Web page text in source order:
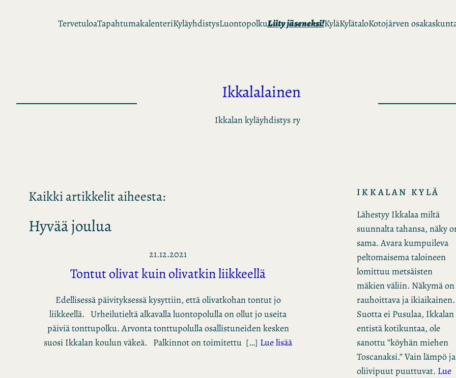
TervetuloaTapahtumakalenteriKyläyhdistysLuontopolkuLiity jäseneksi!KyläKylätaloKotojärven
Ikkalalainen
Ikkalan kyläyhdistys ry
Kaikki artikkelit aiheesta:
Hyvää joulua
21.12.2021
Tontut olivat kuin olivatkin liikkeellä
Edellisessä päivityksessä kysyttiin, että olivatkohan tontut jo
liikkeellä. Urheilutieltä alkavalla luontopolulla on ollut jo useita
päiviä tonttupolku. Arvonta tonttupolulla osallistuneiden kesken
suosi Ikkalan koulun väkeä. Palkinnot on toimitettu […] Lue lisää
IKKALAN KYLÄ
Lähestyy Ikkalaa miltä
suunnalta tahansa, näky
sama. Avara kumpuileva
peltomaisema taloineen
lomittuu metsäisten
mäkien väliin. Näkymä on
rauhoittava ja ikiaikainen.
Suotta ei Pusulaa, Ikkalan
entistä kotikuntaa, ole
sanottu ”köyhän miehen
Toscanaksi.” Vain lämpö ja
oliivipuut puuttuvat. Lue